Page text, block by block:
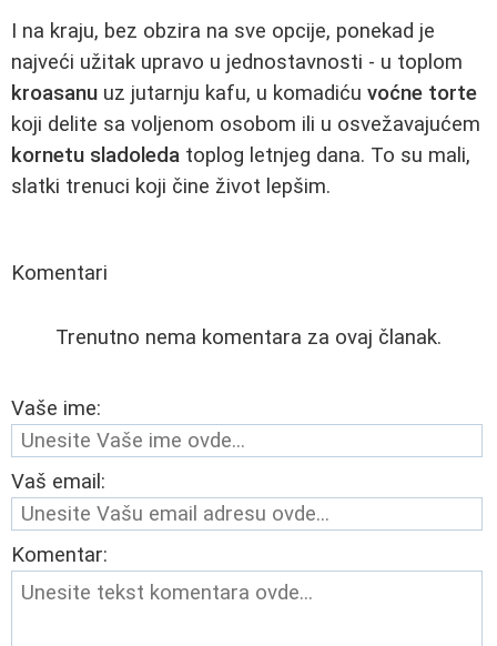
I na kraju, bez obzira na sve opcije, ponekad je
najveći užitak upravo u jednostavnosti - u toplom
kroasanu uz jutarnju kafu, u komadiću voćne torte
koji delite sa voljenom osobom ili u osvežavajućem
kornetu sladoleda toplog letnjeg dana. To su mali,
slatki trenuci koji čine život lepšim.
Komentari
Trenutno nema komentara za ovaj članak.
Vaše ime:
Vaš email:
Komentar: